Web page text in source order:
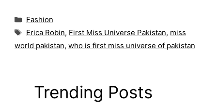
Categories
Fashion
Tags
Erica Robin, First Miss Universe Pakistan, miss
world pakistan, who is first miss universe of pakistan
Trending Posts